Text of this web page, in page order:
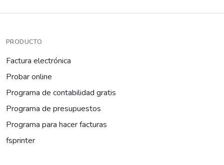
PRODUCTO
Factura electrónica
Probar online
Programa de contabilidad gratis
Programa de presupuestos
Programa para hacer facturas
fsprinter